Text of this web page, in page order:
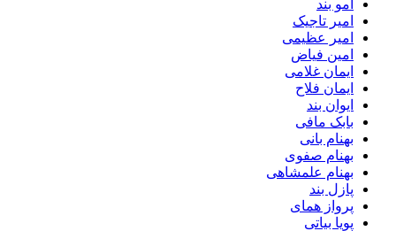
امو بند
امیر تاجیک
امیر عظیمی
امین فیاض
ایمان غلامی
ایمان فلاح
ایوان بند
بابک مافی
بهنام بانی
بهنام صفوی
بهنام علمشاهی
پازل بند
پرواز همای
پویا بیاتی